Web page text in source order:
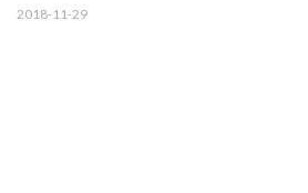
2018-11-29